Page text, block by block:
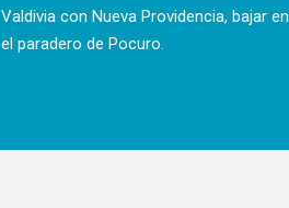
Valdivia con Nueva Providencia, bajar en
el paradero de Pocuro.